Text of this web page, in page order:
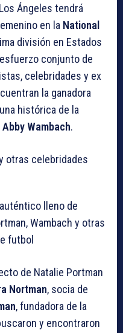
Ángeles tendrá
en la National
división en Estados
conjunto de
celebridades y ex
la ganadora
histórica de la
Abby Wambach.
lleno de
Wambach y otras
futbol
de Natalie Portman
Nortman, socia de
, fundadora de la
y encontraron